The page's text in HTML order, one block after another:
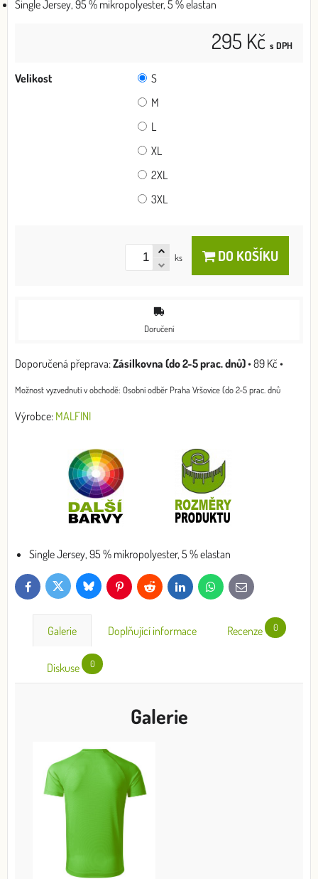
Single Jersey, 95 % mikropolyester, 5 % elastan
295 Kč s DPH
Velikost
S
M
L
XL
2XL
3XL
ks DO KOŠÍKU
Doručení
Zásilkovna (do 2-5 prac. dnů)•89 Kč •
Osobní odběr Praha Vršovice (do 2-5 prac. dnů
Výrobce: MALFINI
Single Jersey, 95 % mikropolyester, 5 % elastan
FacebookTwitter Bluesky PinterestReddit LinkedInWhatsApp
E-
mail
Galerie Doplňující informace Recenze 0
Diskuse 0
Galerie